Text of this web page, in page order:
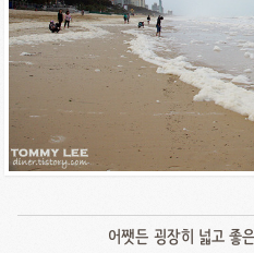
어쨋든 굉장히 넓고 좋